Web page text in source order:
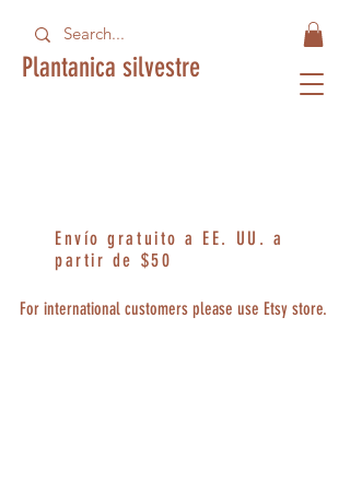
Plantanica silvestre
Envío gratuito a EE. UU. a
partir de $50
For international customers please use Etsy store.